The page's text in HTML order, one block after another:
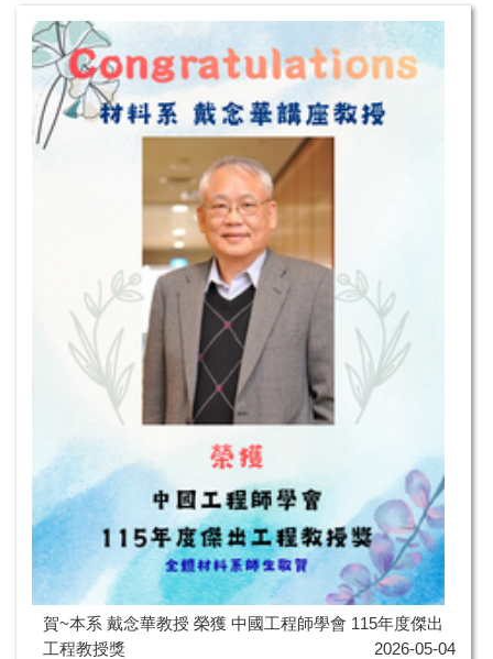
賀~本系 戴念華教授 榮獲 中國工程師學會 115年度傑出
工程教授獎
2026-05-04